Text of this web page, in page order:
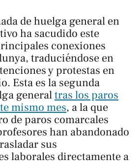
de huelga general en
ha sacudido este
conexiones
traduciéndose en
y protestas en
Esta es la segunda
generaltras los paros
mismo mes, a la que
de paros comarcales
han abandonado
sus
laborales directamente a